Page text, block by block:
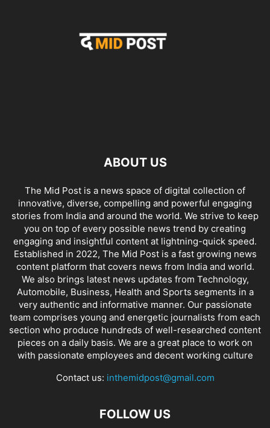
ABOUT US
The Mid Post is a news space of digital collection of
innovative, diverse, compelling and powerful engaging
stories from India and around the world. We strive to keep
you on top of every possible news trend by creating
engaging and insightful content at lightning-quick speed.
Established in 2022, The Mid Post is a fast growing news
content platform that covers news from India and world.
We also brings latest news updates from Technology,
Automobile, Business, Health and Sports segments in a
very authentic and informative manner. Our passionate
team comprises young and energetic journalists from each
section who produce hundreds of well-researched content
pieces on a daily basis. We are a great place to work on
with passionate employees and decent working culture
Contact us: inthemidpost@gmail.com
FOLLOW US